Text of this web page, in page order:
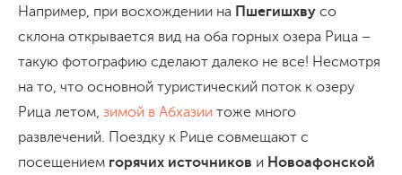
Например, при восхождении на Пшегишхву со
склона открывается вид на оба горных озера Рица –
такую фотографию сделают далеко не все! Несмотря
на то, что основной туристический поток к озеру
Рица летом, зимой в Абхазии тоже много
развлечений. Поездку к Рице совмещают с
посещением горячих источников и Новоафонской